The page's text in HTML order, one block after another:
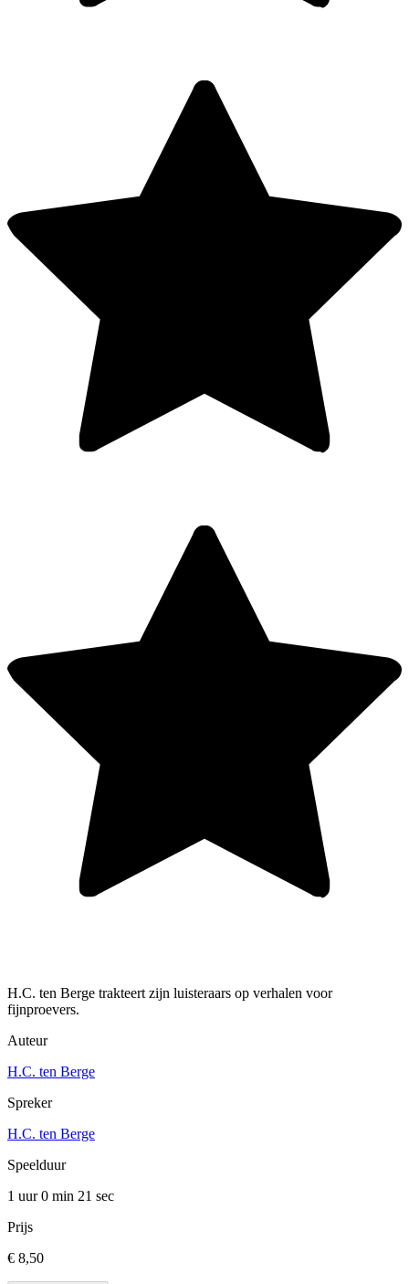
H.C. ten Berge trakteert zijn luisteraars op verhalen voor
fijnproevers.
Auteur
H.C. ten Berge
Spreker
H.C. ten Berge
Speelduur
1 uur 0 min 21 sec
Prijs
€ 8,50